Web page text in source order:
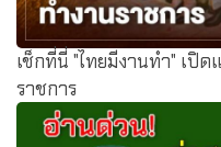
เช็กที่นี่ "ไทยมีงานทำ" เปิ
ราชการ